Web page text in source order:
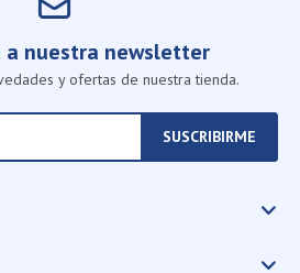
a nuestra newsletter
y ofertas de nuestra tienda.
SUSCRIBIRME